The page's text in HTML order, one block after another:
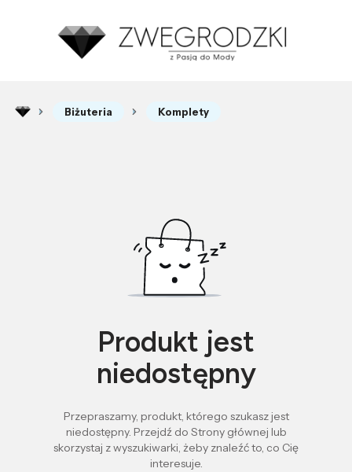
Biżuteria Komplety
Produkt jest
niedostępny
Przepraszamy, produkt, którego szukasz jest
niedostępny. Przejdź do Strony głównej lub
skorzystaj z wyszukiwarki, żeby znaleźć to, co Cię
interesuje.